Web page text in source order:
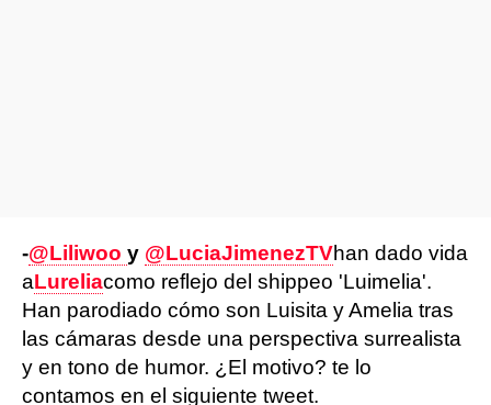
-@Liliwoo y @LuciaJimenezTVhan dado vida
aLureliacomo reflejo del shippeo 'Luimelia'.
Han parodiado cómo son Luisita y Amelia tras
las cámaras desde una perspectiva surrealista
y en tono de humor. ¿El motivo? te lo
contamos en el siguiente tweet.